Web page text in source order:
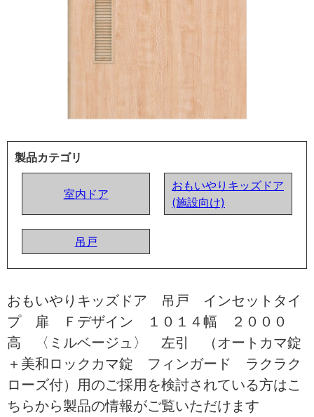
製品カテゴリ
室内ドア
おもいやりキッズドア
(施設向け)
吊戸
おもいやりキッズドア 吊戸 インセットタイ
プ 扉 Ｆデザイン １０１４幅 ２０００
高 〈ミルベージュ〉 左引 （オートカマ錠
＋美和ロックカマ錠 フィンガード ラクラク
ローズ付）用のご採用を検討されている方はこ
ちらから製品の情報がご覧いただけます